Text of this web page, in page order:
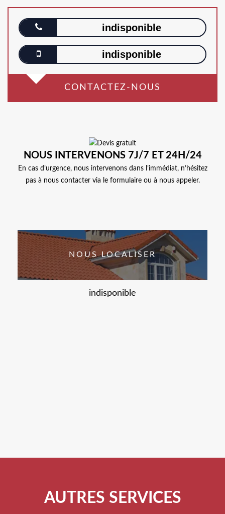
indisponible
indisponible
CONTACTEZ-NOUS
NOUS INTERVENONS 7J/7 ET 24H/24
En cas d’urgence, nous intervenons dans l’immédiat, n’hésitez
pas à nous contacter via le formulaire ou à nous appeler.
NOUS LOCALISER
indisponible
AUTRES SERVICES